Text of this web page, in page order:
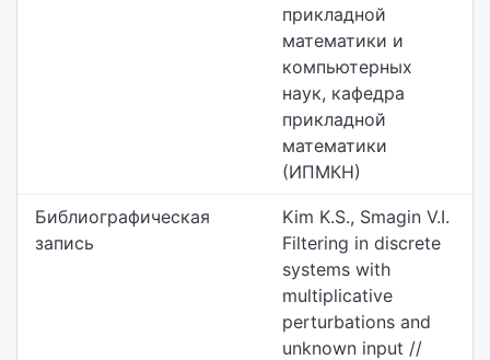
прикладной
математики и
компьютерных
наук, кафедра
прикладной
математики
(ИПМКН)
Библиографическая
запись
Kim K.S., Smagin V.I.
Filtering in discrete
systems with
multiplicative
perturbations and
unknown input //